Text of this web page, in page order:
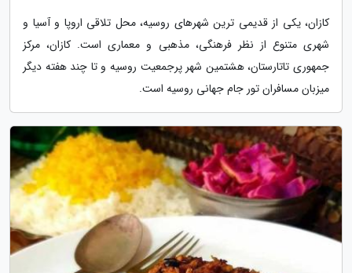
کازان، یکی از قدیمی ترین شهرهای روسیه، محل تلاقی اروپا و آسیا و
شهری متنوع از نظر فرهنگی، مذهبی و معماری است. کازان، مرکز
جمهوری تاتارستان، هشتمین شهر پرجمعیت روسیه و تا چند هفته دیگر
میزبان مسافران تور جام جهانی روسیه است.